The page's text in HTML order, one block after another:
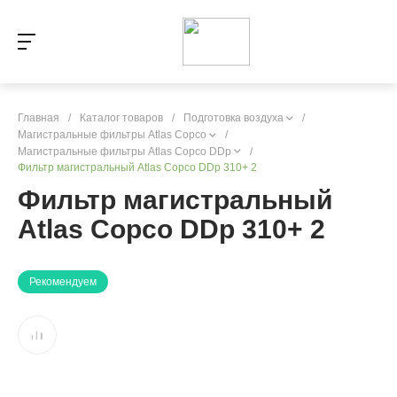
Главная / Каталог товаров / Подготовка воздуха
/
Магистральные фильтры Atlas Copco
/
Магистральные фильтры Atlas Copco DDp
/
Фильтр магистральный Atlas Copco DDp 310+ 2
Фильтр магистральный
Atlas Copco DDp 310+ 2
Рекомендуем